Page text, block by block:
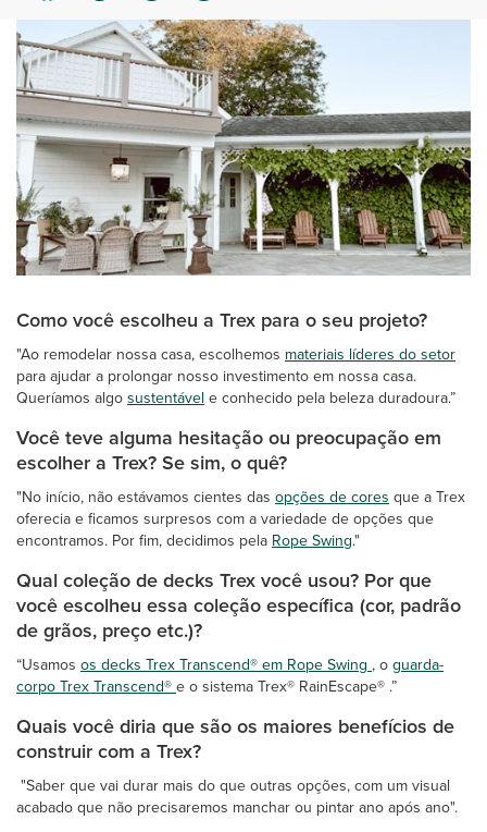
Como você escolheu a Trex para o seu projeto?
"Ao remodelar nossa casa, escolhemos materiais líderes do setor
para ajudar a prolongar nosso investimento em nossa casa.
Queríamos algosustentável e conhecido pela beleza duradoura.”
Você teve alguma hesitação ou preocupação em
escolher a Trex? Se sim, o quê?
"No início, não estávamos cientes das opções de cores que a Trex
oferecia e ficamos surpresos com a variedade de opções que
encontramos. Por fim, decidimos pela Rope Swing."
Qual coleção de decks Trex você usou? Por que
você escolheu essa coleção específica (cor, padrão
de grãos, preço etc.)?
“Usamos os decks Trex Transcend® em Rope Swing , oguarda-
corpo Trex Transcend®e o sistema Trex® RainEscape® .”
Quais você diria que são os maiores benefícios de
construir com a Trex?
"Saber que vai durar mais do que outras opções, com um visual
acabado que não precisaremos manchar ou pintar ano após ano".